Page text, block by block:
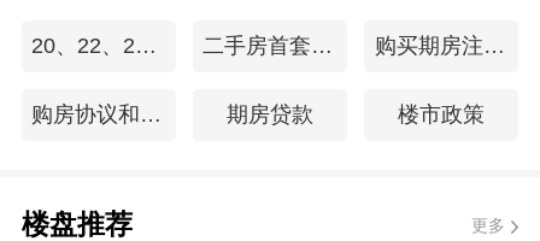
20、22、24小高层几楼最好 二手房首套房首付 购买期房注意事项
购房协议和购房合同 期房贷款 楼市政策
楼盘推荐 更多